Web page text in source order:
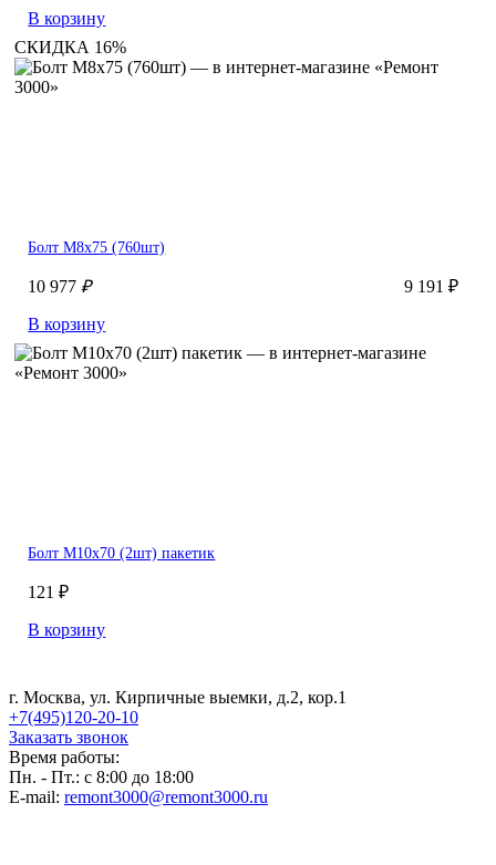
В корзину
СКИДКА 16%
Болт М8х75 (760шт)
10 977₽
9 191 ₽
В корзину
Болт М10х70 (2шт) пакетик
121 ₽
В корзину
г. Москва, ул. Кирпичные выемки, д.2, кор.1
+7(495)120-20-10
Заказать звонок
Время работы:
Пн. - Пт.: с 8:00 до 18:00
E-mail: remont3000@remont3000.ru